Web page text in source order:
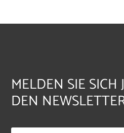
MELDEN SIE SICH
DEN